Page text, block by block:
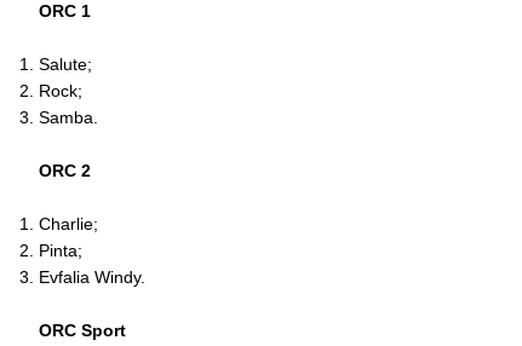
ORC 1
Salute;
Rock;
Samba.
ORC 2
Charlie;
Pinta;
Evfalia Windy.
ORC Sport